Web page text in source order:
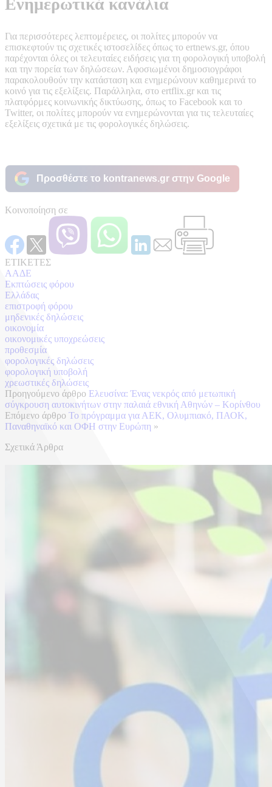
Για περισσότερες λεπτομέρειες, οι πολίτες μπορούν να
επισκεφτούν τις σχετικές ιστοσελίδες όπως το ertnews.gr, όπου
παρέχονται όλες οι τελευταίες ειδήσεις για τη φορολογική υποβολή
και την πορεία των δηλώσεων. Αφοσιωμένοι δημοσιογράφοι
παρακολουθούν την κατάσταση και ενημερώνουν καθημερινά το
κοινό για τις εξελίξεις. Παράλληλα, στο ertflix.gr και τις
πλατφόρμες κοινωνικής δικτύωσης, όπως το Facebook και το
Twitter, οι πολίτες μπορούν να ενημερώνονται για τις τελευταίες
εξελίξεις σχετικά με τις φορολογικές δηλώσεις.
Προσθέστε το kontranews.gr στην Google
Κοινοποίηση σε
ΕΤΙΚΕΤΕΣ
ΑΑΔΕ
Εκπτώσεις φόρου
Ελλάδας
επιστροφή φόρου
μηδενικές δηλώσεις
οικονομία
οικονομικές υποχρεώσεις
προθεσμία
φορολογικές δηλώσεις
φορολογική υποβολή
χρεωστικές δηλώσεις
Προηγούμενο άρθρο Ελευσίνα: Ένας νεκρός από μετωπική
σύγκρουση αυτοκινήτων στην παλαιά εθνική Αθηνών – Κορίνθου
Επόμενο άρθρο Το πρόγραμμα για ΑΕΚ, Ολυμπιακό, ΠΑΟΚ,
Παναθηναϊκό και ΟΦΗ στην Ευρώπη »
Σχετικά Άρθρα